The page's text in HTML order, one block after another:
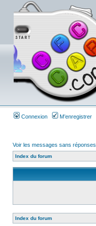
Connexion M’enregistrer
Voir les messages sans réponses
Index du forum
Index du forum